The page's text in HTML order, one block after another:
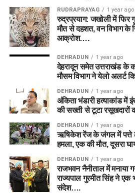
RUDRAPRAYAG 1 year ago
रुद्रप्रयाग: जखोली में फिर
मौत से दहशत, वन विभाग के
आक्रोश….
DEHRADUN 1 year ago
देहरादून समेत उत्तराखंड के
मौसम विभाग ने येलो अलर्ट
DEHRADUN 1 year ago
अंकिता भंडारी हत्याकांड में
की सख्ती से टूटा
DEHRADUN 1 year ago
ऋषिकेश रेंज के जंगल में पत्ते
हमला, एक की मौत, दूसरा
DEHRADUN 1 year ago
राजभवन नैनीताल में मनाया
राज्यपाल गुरमीत सिंह ने एक
संदेश….